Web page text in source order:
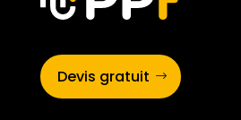
Devis gratuit